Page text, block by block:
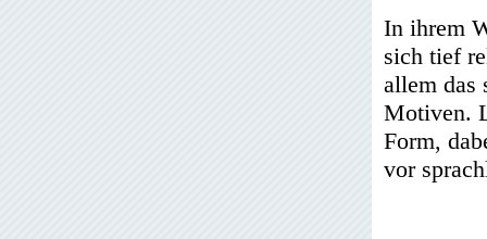
In ihrem
sich tief
allem das
Motiven.
Form,
vor